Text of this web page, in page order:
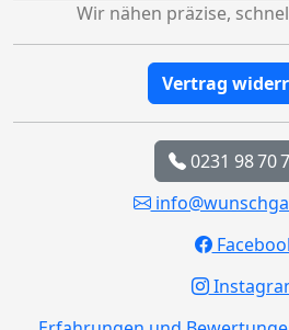
Wir nähen präzise,
Vertrag
0231 98 70